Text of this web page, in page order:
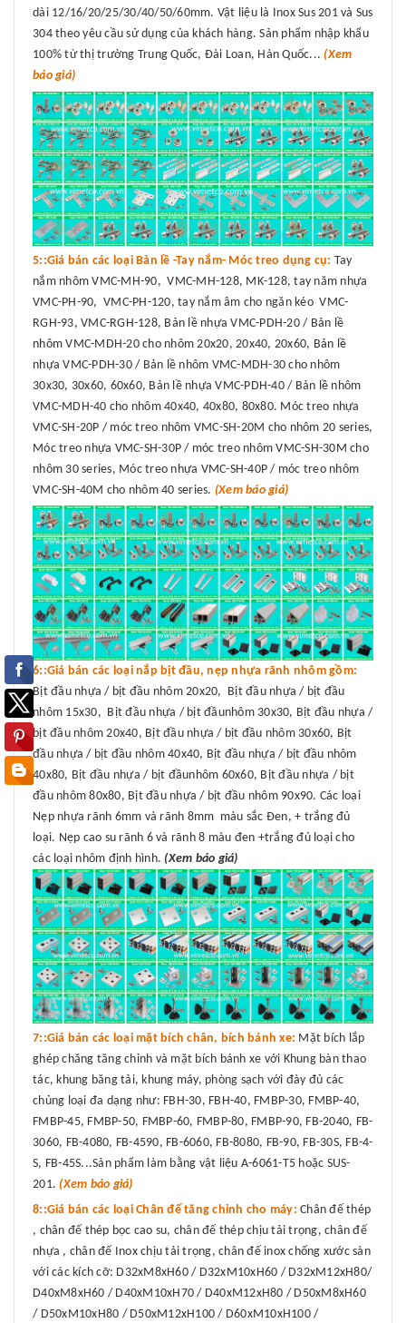
dài 12/16/20/25/30/40/50/60mm. Vật liệu là Inox Sus 201 và Sus
304 theo yêu cầu sử dụng của khách hàng. Sản phẩm nhập khẩu
100% từ thị trường Trung Quốc, Đài Loan, Hàn Quốc... (Xem
báo giá)
5::Giá bán các loại Bản lề -Tay nắm- Móc treo dụng cụ: Tay
nắm nhôm VMC-MH-90, VMC-MH-128, MK-128, tay năm nhựa
VMC-PH-90, VMC-PH-120, tay nắm âm cho ngăn kéo VMC-
RGH-93, VMC-RGH-128, Bản lề nhựa VMC-PDH-20 / Bản lề
nhôm VMC-MDH-20 cho nhôm 20x20, 20x40, 20x60, Bản lề
nhựa VMC-PDH-30 / Bản lề nhôm VMC-MDH-30 cho nhôm
30x30, 30x60, 60x60, Bản lề nhựa VMC-PDH-40 / Bản lề nhôm
VMC-MDH-40 cho nhôm 40x40, 40x80, 80x80. Móc treo nhựa
VMC-SH-20P / móc treo nhôm VMC-SH-20M cho nhôm 20 series,
Móc treo nhựa VMC-SH-30P / móc treo nhôm VMC-SH-30M cho
nhôm 30 series, Móc treo nhựa VMC-SH-40P / móc treo nhôm
VMC-SH-40M cho nhôm 40 series. (Xem báo giá)
6::Giá bán các loại nắp bịt đầu, nẹp nhựa rãnh nhôm gồm:
Bịt đầu nhựa / bịt đầu nhôm 20x20, Bịt đầu nhựa / bịt đầu
nhôm 15x30, Bịt đầu nhựa / bịt đầunhôm 30x30, Bịt đầu nhựa /
bịt đầu nhôm 20x40, Bịt đầu nhựa / bịt đầu nhôm 30x60, Bịt
đầu nhựa / bịt đầu nhôm 40x40, Bịt đầu nhựa / bịt đầu nhôm
40x80, Bịt đầu nhựa / bịt đầunhôm 60x60, Bịt đầu nhựa / bịt
đầu nhôm 80x80, Bịt đầu nhựa / bịt đầu nhôm 90x90. Các loại
Nẹp nhựa rãnh 6mm và rãnh 8mm màu sắc Đen, + trắng đủ
loại. Nẹp cao su rãnh 6 và rãnh 8 màu đen +trắng đủ loại cho
các loại nhôm định hình. (Xem báo giá)
7::Giá bán các loại mặt bích chân, bích bánh xe: Mặt bích lắp
ghép chăng tăng chỉnh và mặt bích bánh xe với Khung bàn thao
tác, khung băng tải, khung máy, phòng sạch với đày đủ các
chủng loại đa dạng như: FBH-30, FBH-40, FMBP-30, FMBP-40,
FMBP-45, FMBP-50, FMBP-60, FMBP-80, FMBP-90, FB-2040, FB-
3060, FB-4080, FB-4590, FB-6060, FB-8080, FB-90, FB-30S, FB-4-
S, FB-45S...Sản phẩm làm bằng vật liệu A-6061-T5 hoặc SUS-
201. (Xem báo giá)
8::Giá bán các loại Chân đế tăng chỉnh cho máy: Chân đế thép
, chân đế thép bọc cao su, chân đế thép chịu tải trọng, chân đế
nhựa , chân đế Inox chịu tải trọng, chân đế inox chống xước sàn
với các kích cỡ: D32xM8xH60 / D32xM10xH60 / D32xM12xH80/
D40xM8xH60 / D40xM10xH70 / D40xM12xH80 / D50xM8xH60
/ D50xM10xH80 / D50xM12xH100 / D60xM10xH100 /